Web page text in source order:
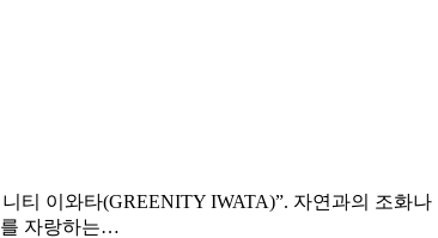
티 이와타(GREENITY IWATA)”. 자연과의 조화
를 자랑하는…